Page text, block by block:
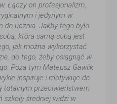
Łączy on profesjonalizm,
i jedynym w
do ucznia. Jakby tego było
która samą sobą jest
jak można wykorzystać
do tego, żeby osiągnąć w
Poza tym Mateusz Gawlik
inspiruje i motywuje do
totalnym przeciwieństwem
średniej widzi w